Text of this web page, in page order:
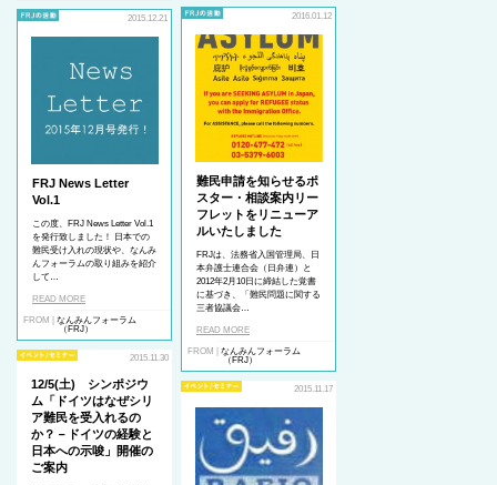
2016.01.12
難民申請を知らせるポ
スター・相談案内リー
フレットをリニューア
ルいたしました
FRJは、法務省入国管理局、日
本弁護士連合会（日弁連）と
2012年2月10日に締結した覚書
に基づき、「難民問題に関する
三者協議会…
READ MORE
FROM | なんみんフォーラム
（FRJ）
2015.12.21
FRJ News Letter
Vol.1
この度、FRJ News Letter Vol.1
を発行致しました！ 日本での
難民受け入れの現状や、なんみ
んフォーラムの取り組みを紹介
して…
READ MORE
FROM | なんみんフォーラム
（FRJ）
2015.11.30
12/5(土) シンポジウ
ム「ドイツはなぜシリ
ア難民を受入れるの
か？－ドイツの経験と
日本への示唆」開催の
ご案内
2015.11.17